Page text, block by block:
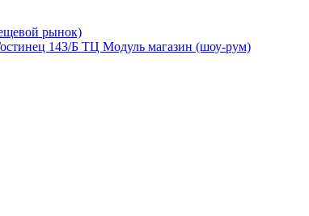
рынок)
143/Б ТЦ Модуль магазин (шоу-рум)